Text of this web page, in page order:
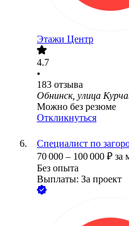
Этажи Центр
4.7
•
183 отзыва
Обнинск, улица
Можно без резюме
Откликнуться
Специалист по
70 000 – 100 000 ₽ за
Без опыта
Выплаты: За проект